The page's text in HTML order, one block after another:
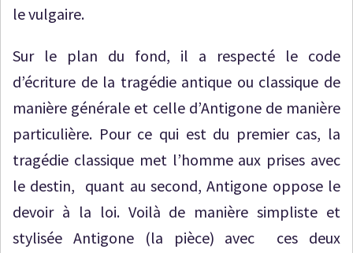
le vulgaire.
Sur le plan du fond, il a respecté le code
d’écriture de la tragédie antique ou classique de
manière générale et celle d’Antigone de manière
particulière. Pour ce qui est du premier cas, la
tragédie classique met l’homme aux prises avec
le destin, quant au second, Antigone oppose le
devoir à la loi. Voilà de manière simpliste et
stylisée Antigone (la pièce) avec ces deux